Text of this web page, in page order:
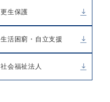
更生保護
生活困窮・自立支援
社会福祉法人